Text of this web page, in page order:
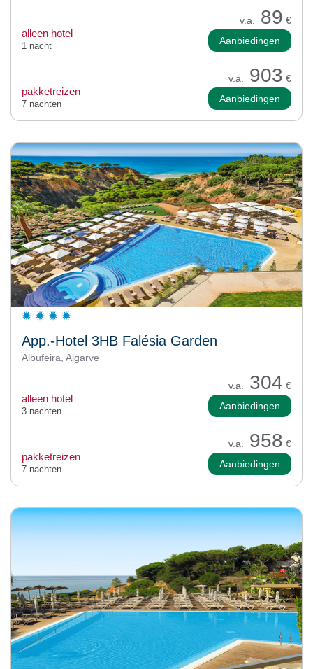
v.a. 89 €
alleen hotel
1 nacht Aanbiedingen
v.a. 903 €
pakketreizen
7 nachten Aanbiedingen
App.-Hotel 3HB Falésia Garden
Albufeira, Algarve
v.a. 304 €
alleen hotel
3 nachten Aanbiedingen
v.a. 958 €
pakketreizen
7 nachten Aanbiedingen